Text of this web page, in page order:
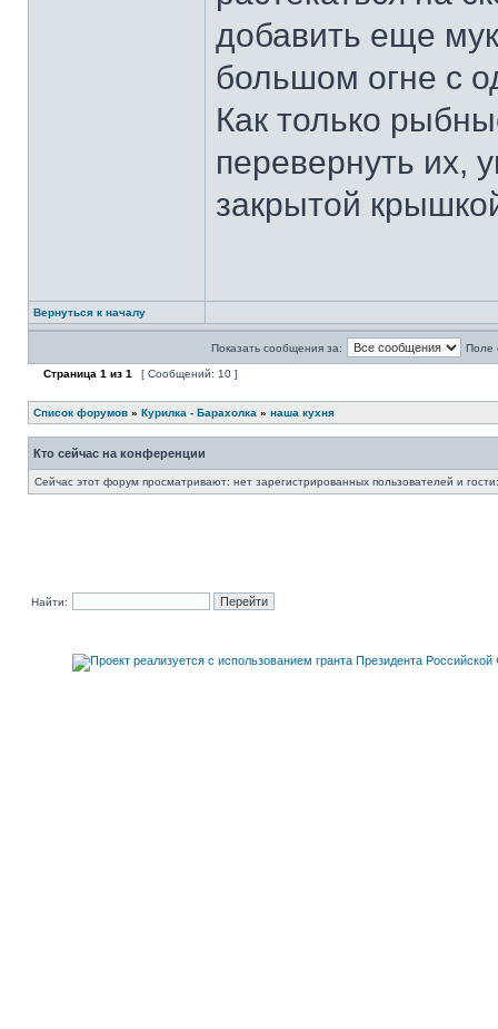
добавить еще
большом огне с
Как только
перевернуть их,
закрытой
Вернуться к началу
Показать сообщения за: Поле
Страница 1 из 1 [ Сообщений: 10 ]
Список форумов » Курилка - Барахолка » наша кухня
Кто сейчас на конференции
Сейчас этот форум просматривают: нет зарегистрированных пользователей и
Найти: